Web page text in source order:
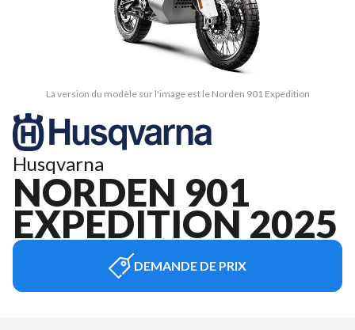
La version du modèle sur l'image est le Norden 901 Expedition
Husqvarna
NORDEN 901
EXPEDITION 2025
DEMANDE DE PRIX